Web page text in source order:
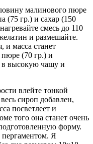
малинового пюре
(75 гр.) и сахар (150
смесь до 110
и размешайте.
и масса станет
(70 гр.) и
в высокую чашу и
влейте тонкой
сироп добавлен,
посветлеет и
того она станет очень
форму.
пергаментом. Я